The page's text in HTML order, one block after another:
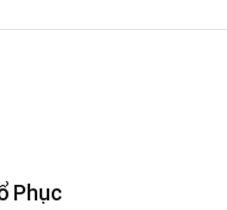
Phục